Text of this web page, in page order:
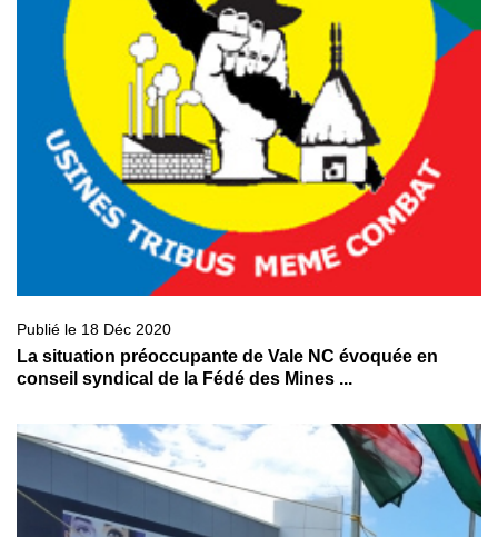
Publié le 18 Déc 2020
La situation préoccupante de Vale NC évoquée en
conseil syndical de la Fédé des Mines ...